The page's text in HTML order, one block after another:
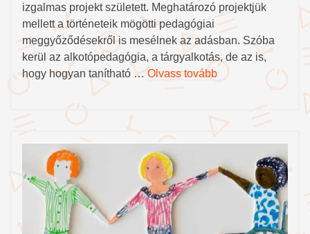
izgalmas projekt született. Meghatározó projektjük
mellett a történeteik mögötti pedagógiai
meggyőződésekről is mesélnek az adásban. Szóba
kerül az alkotópedagógia, a tárgyalkotás, de az is,
hogy hogyan tanítható …Olvass tovább